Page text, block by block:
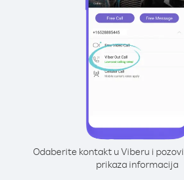
Odaberite kontakt u Viberu i
prikaza informacija